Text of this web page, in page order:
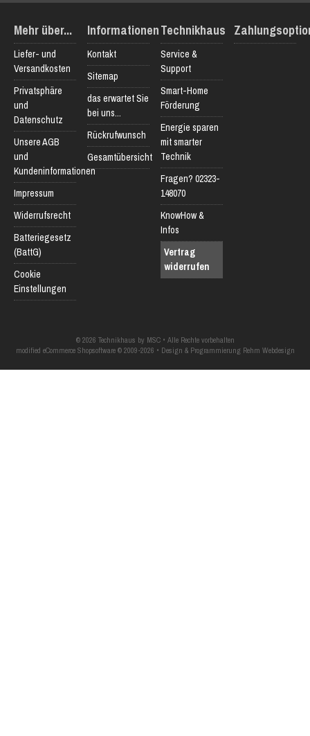
Mehr über...
Liefer- und
Versandkosten
Privatsphäre
und
Datenschutz
Unsere AGB
und
Kundeninformationen
Impressum
Widerrufsrecht
Batteriegesetz
(BattG)
Cookie
Einstellungen
Informationen
Kontakt
Sitemap
das erwartet Sie
bei uns...
Rückrufwunsch
Gesamtübersicht
Technikhaus
Service &
Support
Smart-Home
Förderung
Energie sparen
mit smarter
Technik
Fragen? 02323-
148070
KnowHow &
Infos
Vertrag
widerrufen
© 2026 Technikhaus by MSC • Alle Rechte vorbehalten
modified eCommerce Shopsoftware © 2009-2026 • Design & Programmierung Rehm Webdesign